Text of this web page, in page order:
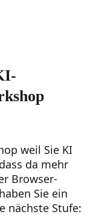
weil Sie KI
da mehr
Browser-
Sie ein
nächste Stufe: